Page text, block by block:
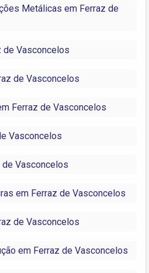
Metálicas em Ferraz de
de Vasconcelos
de Vasconcelos
Ferraz de Vasconcelos
Vasconcelos
de Vasconcelos
em Ferraz de Vasconcelos
de Vasconcelos
em Ferraz de Vasconcelos